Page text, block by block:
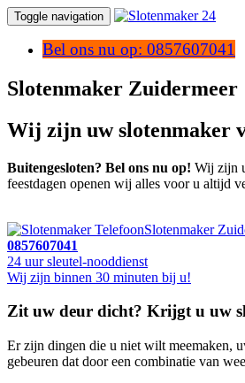
Toggle navigation
Bel ons nu op: 0857607041
Slotenmaker Zuidermeer
Wij zijn uw slotenmaker
Buitengesloten? Bel ons nu op! Wij zijn
feestdagen openen wij alles voor u altijd
Slotenmaker
0857607041
24 uur sleutel-nooddienst
Wij zijn binnen 30 minuten bij u!
Zit uw deur dicht? Krijgt u uw
Er zijn dingen die u niet wilt meemaken,
gebeuren dat door een combinatie van